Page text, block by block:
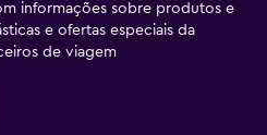
informações sobre produtos e
e ofertas especiais da
de viagem